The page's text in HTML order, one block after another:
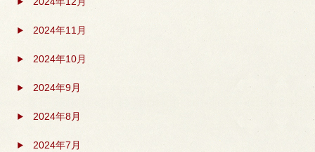
2024年11月
2024年10月
2024年9月
2024年8月
2024年7月